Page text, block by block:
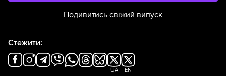
Подивитись свіжий випуск
Стежити:
UA EN